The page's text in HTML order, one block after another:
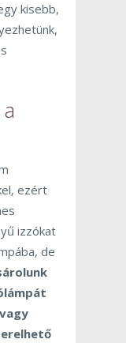
kisebb,
ezért
izzókat
de